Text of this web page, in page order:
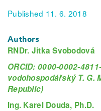
Published 11. 6. 2018
Authors
RNDr. Jitka Svobodová
ORCID: 0000-0002-
vodohospodářský T. G.
Republic)
Ing. Karel Douda, Ph.D.